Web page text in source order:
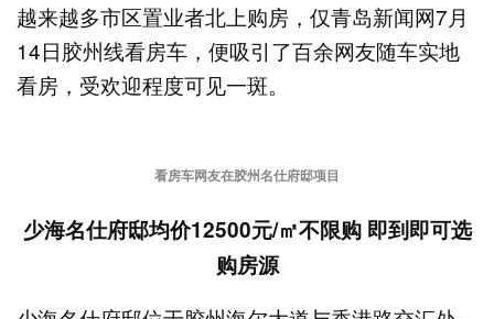
越来越多市区置业者北上购房，仅青岛新闻网7月
14日胶州线看房车，便吸引了百余网友随车实地
看房，受欢迎程度可见一斑。
看房车网友在胶州名仕府邸项目
少海名仕府邸均价12500元/㎡不限购 即到即可选
购房源